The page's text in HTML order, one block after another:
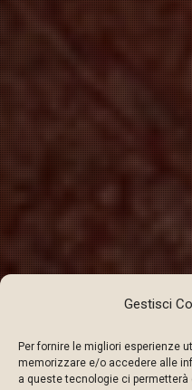
Gestisci
Per fornire le migliori esperienze
memorizzare e/o accedere alle
a queste tecnologie ci permetterà